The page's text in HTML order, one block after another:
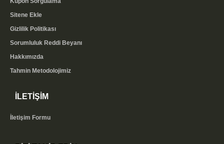
Sitene Ekle
Gizlilik Politikası
Sorumluluk Reddi Beyanı
Hakkımızda
Tahmin Metodolojimiz
İLETİŞİM
İletişim Formu